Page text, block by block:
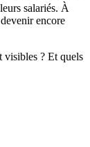
salariés. À
encore
visibles ? Et quels